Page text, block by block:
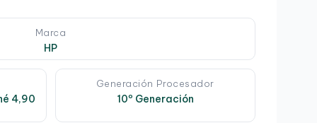
Marca
HP
4,90
Generación Procesador
10º Generación